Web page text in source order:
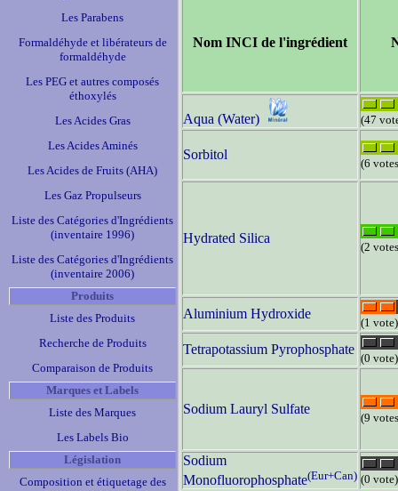
Les Parabens
Formaldéhyde et libérateurs de
formaldéhyde
Les PEG et autres composés
éthoxylés
Les Acides Gras
Les Acides Aminés
Les Acides de Fruits (AHA)
Les Gaz Propulseurs
Liste des Catégories d'Ingrédients
(inventaire 1996)
Liste des Catégories d'Ingrédients
(inventaire 2006)
Produits
Liste des Produits
Recherche de Produits
Comparaison de Produits
Marques et Labels
Liste des Marques
Les Labels Bio
Législation
Composition et étiquetage des
Nom INCI de l'ingrédient
Aqua (Water) (47
Sorbitol
(6
Hydrated Silica
(2
Aluminium Hydroxide
(1 vote)
Tetrapotassium Pyrophosphate
(0 vote)
Sodium Lauryl Sulfate
(9
Sodium
Monofluorophosphate(Eur+Can) (0 vote)